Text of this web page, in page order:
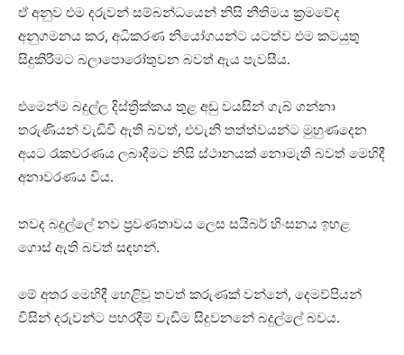
ඒ අනුව එම දරුවන් සම්බන්ධයෙන් නිසි නීතිමය ක්‍රමවේද
අනුගමනය කර, අධිකරණ නියෝගයන්ට යටත්ව එම කටයුතු
සිදුකිරීමට බලාපොරෝතුවන බවත් ඇය පැවසීය.
එමෙන්ම බදුල්ල දිස්ත්‍රික්කය තුළ අඩු වයසින් ගැබ් ගන්නා
තරුණියන් වැඩිවී ඇති බවත්, එවැනි තත්ත්වයන්ට මුහුණදෙන
අයට රැකවරණය ලබාදීමට නිසි ස්ථානයක් නොමැති බවත් මෙහිදී
අනාවරණය විය.
තවද බදුල්ලේ නව ප්‍රවණතාවය ලෙස සයිබර් හිංසනය ඉහළ
ගොස් ඇති බවත් සඳහන්.
මේ අතර මෙහිදී හෙළිවූ තවත් කරුණක් වන්නේ, දෙමව්පියන්
විසින් දරුවන්ට පහරදීම් වැඩිම සිදුවනනේ බදුල්ලේ බවය.